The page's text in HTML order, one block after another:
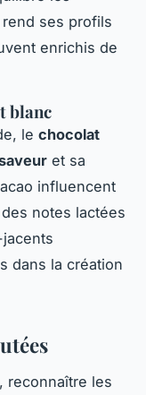
rend ses profils
enrichis de
blanc
le chocolat
et sa
influencent
notes lactées
dans la création
, reconnaître les